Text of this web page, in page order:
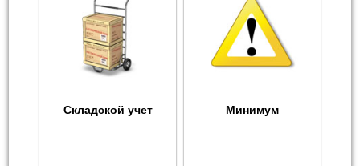
Складской учет Минимум